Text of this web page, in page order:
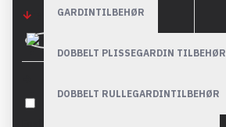
GARDINTILBEHØR
DOBBELT PLISSEGARDIN TILBEHØR
DOBBELT RULLEGARDINTILBEHØR
BRANDS